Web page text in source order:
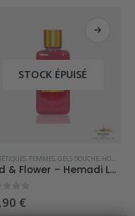
,OFFRE SPÉCIALE, PARFUMS OCCIDENTAUX
STOCK ÉPUISÉ
FEMMES GELS DOUCHE HOMMES
Oud & Flower – Hemadi Luxury Oud
5€